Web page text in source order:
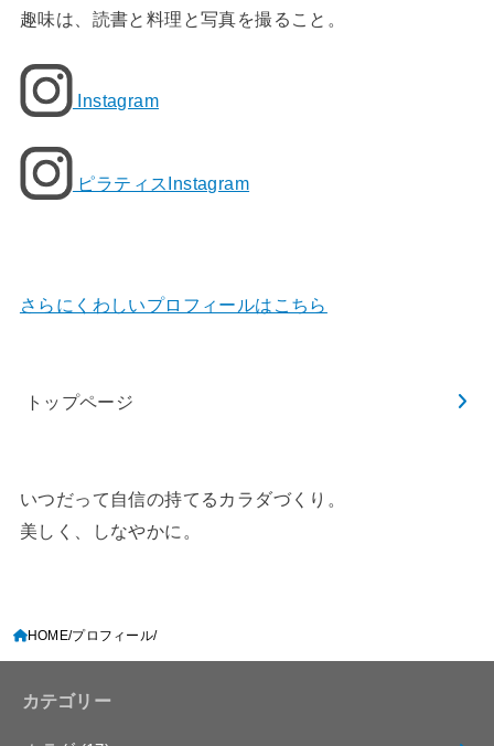
趣味は、読書と料理と写真を撮ること。
Instagram
ピラティスInstagram
さらにくわしいプロフィールはこちら
トップページ
いつだって自信の持てるカラダづくり。
美しく、しなやかに。
HOME プロフィール
カテゴリー